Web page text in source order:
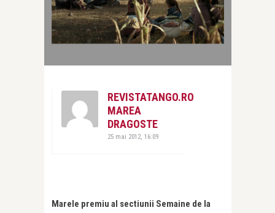
REVISTATANGO.RO
MAREA
DRAGOSTE
25 mai 2012, 16:09
Marele premiu al sectiunii Semaine de la